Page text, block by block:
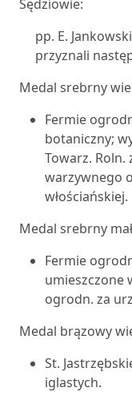
Sędziowie:
pp. E.
przyznali
Medal srebrny
Fermie
botaniczny;
Towarz.
warzywnego
włościańskiej.
Medal srebrny
Fermie
umieszczone
ogrodn. za
Medal brązowy
St.
iglastych.